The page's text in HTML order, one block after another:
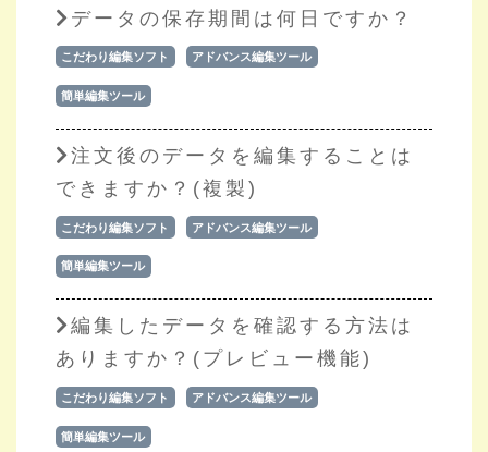
データの保存期間は何日ですか？
こだわり編集ソフト アドバンス編集ツール
簡単編集ツール
注文後のデータを編集することは
できますか？(複製)
こだわり編集ソフト アドバンス編集ツール
簡単編集ツール
編集したデータを確認する方法は
ありますか？(プレビュー機能)
こだわり編集ソフト アドバンス編集ツール
簡単編集ツール